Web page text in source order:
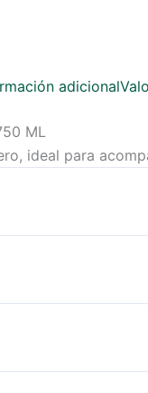
adicional
ML
ideal para